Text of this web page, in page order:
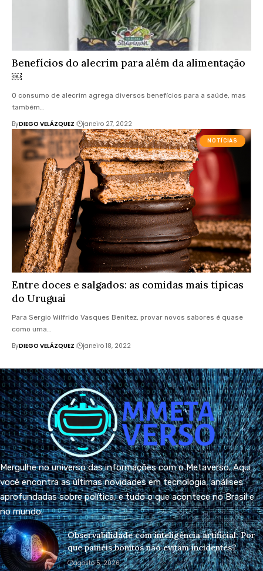
Benefícios do alecrim para além da alimentação
￼
O consumo de alecrim agrega diversos benefícios para a saúde, mas
também…
ByDIEGO VELÁZQUEZ janeiro 27, 2022
NOTÍCIAS
Entre doces e salgados: as comidas mais típicas
do Uruguai
Para Sergio Wilfrido Vasques Benitez, provar novos sabores é quase
como uma…
ByDIEGO VELÁZQUEZ janeiro 18, 2022
Mergulhe no universo das informações com o Metaverso. Aqui
você encontra as últimas novidades em tecnologia, análises
aprofundadas sobre política, e tudo o que acontece no Brasil e
no mundo.
Observabilidade com inteligência artificial: Por
que painéis bonitos não evitam incidentes?
agosto 5, 2026